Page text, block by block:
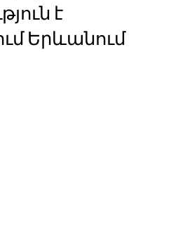
է
Երևանում